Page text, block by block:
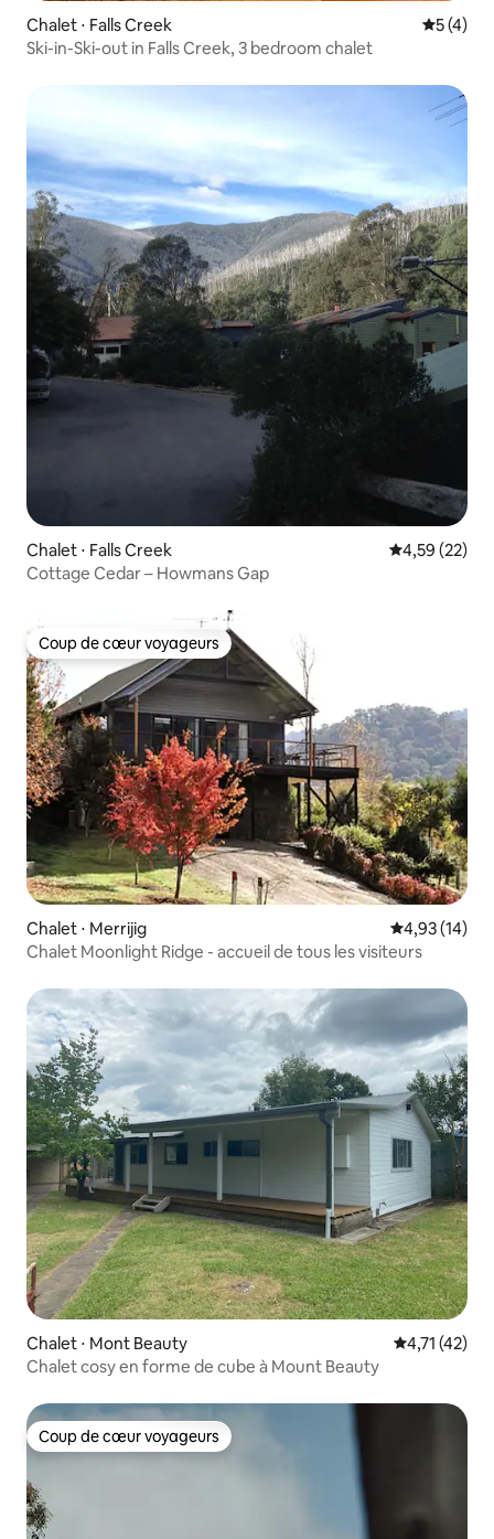
Chalet ⋅ Falls Creek
5 (4)
Ski-in-Ski-out in Falls Creek, 3 bedroom chalet
Chalet ⋅ Falls Creek Évaluation
4,59 (22)
Cottage Cedar – Howmans Gap
Coup de cœur voyageurs
Coup de cœur voyageurs
Chalet ⋅ Merrijig Évaluation
4,93 (14)
Chalet Moonlight Ridge - accueil de tous les visiteurs
Chalet ⋅ Mont Beauty Évaluation
4,71 (42)
Chalet cosy en forme de cube à Mount Beauty
Coup de cœur voyageurs
Coup de cœur voyageurs